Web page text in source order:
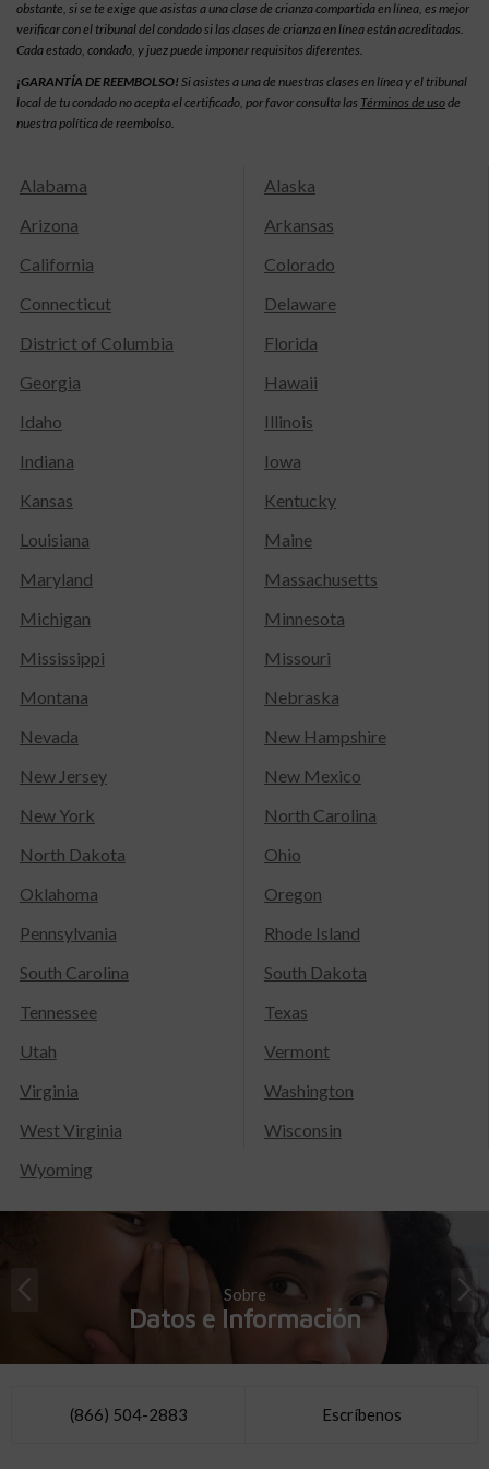
obstante, si se te exige que asistas a una clase de crianza compartida en línea, es mejor
verificar con el tribunal del condado si las clases de crianza en línea están acreditadas.
Cada estado, condado, y juez puede imponer requisitos diferentes.
¡GARANTÍA DE REEMBOLSO! Si asistes a una de nuestras clases en línea y el tribunal
local de tu condado no acepta el certificado, por favor consulta las Términos de usode
nuestra política de reembolso.
Alabama
Alaska
Arizona
Arkansas
California
Colorado
Connecticut
Delaware
District of Columbia
Florida
Georgia
Hawaii
Idaho
Illinois
Indiana
Iowa
Kansas
Kentucky
Louisiana
Maine
Maryland
Massachusetts
Michigan
Minnesota
Mississippi
Missouri
Montana
Nebraska
Nevada
New Hampshire
New Jersey
New Mexico
New York
North Carolina
North Dakota
Ohio
Oklahoma
Oregon
Pennsylvania
Rhode Island
South Carolina
South Dakota
Tennessee
Texas
Utah
Vermont
Virginia
Washington
West Virginia
Wisconsin
Wyoming
Sobre
Datos e Información
(866) 504-2883 Escríbenos